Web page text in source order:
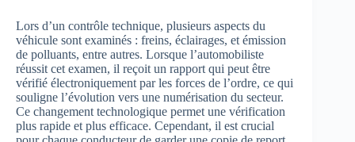
Lors d’un contrôle technique, plusieurs aspects du
véhicule sont examinés : freins, éclairages, et émission
de polluants, entre autres. Lorsque l’automobiliste
réussit cet examen, il reçoit un rapport qui peut être
vérifié électroniquement par les forces de l’ordre, ce qui
souligne l’évolution vers une numérisation du secteur.
Ce changement technologique permet une vérification
plus rapide et plus efficace. Cependant, il est crucial